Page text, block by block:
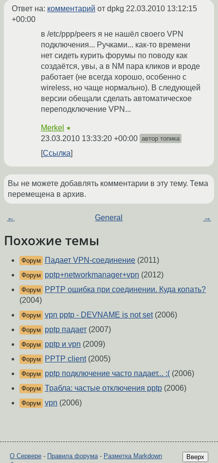
Ответ на: комментарий от dpkg 22.03.2010 13:12:15
+00:00
в /etc/ppp/peers я не нашёл своего VPN
подключения... Ручками... как-то времени
нет сидеть курить форумы по поводу как
создаётся, увы, а в NM пара кликов и вроде
работает (не всегда хорошо, особенно с
wireless, но чаще нормально). В следующей
версии обещали сделать автоматическое
переподключение VPN...
Merkel ★
23.03.2010 13:33:20 +00:00 автор топика
Ссылка
Вы не можете добавлять комментарии в эту тему. Тема
перемещена в архив.
← General →
Похожие темы
Форум Падает VPN-соединение (2011)
Форум pptp+networkmanager+vpn (2012)
Форум
PPTP ошибка при соединении. Куда копать?
(2004)
Форум vpn pptp - DEVNAME is not set(2006)
Форум pptp падает (2007)
Форум pptp и vpn (2009)
Форум PPTP client(2005)
Форум pptp подключение часто падает... :( (2006)
Форум Трабла: частые отключения pptp (2006)
Форум vpn (2006)
Вверх
О Сервере - Правила форума- Разметка Markdown